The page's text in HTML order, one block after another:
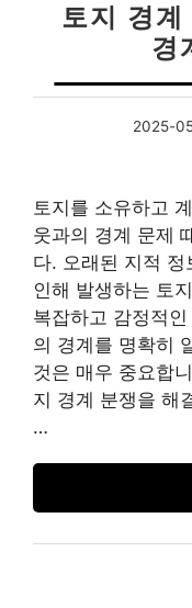
토지 경
경
2025-
토지를 소유하고
웃과의 경계 문제
다. 오래된 지적
인해 발생하는 토
복잡하고 감정적
의 경계를 명확히
것은 매우 중요합
지 경계 분쟁을 해
…